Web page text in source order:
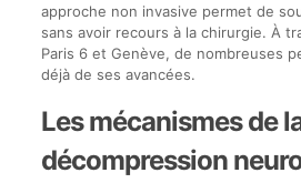
approche non invasive permet de
sans avoir recours à la chirurgie. À
Paris 6 et Genève, de nombreuses
déjà de ses avancées.
Les mécanismes de
décompression